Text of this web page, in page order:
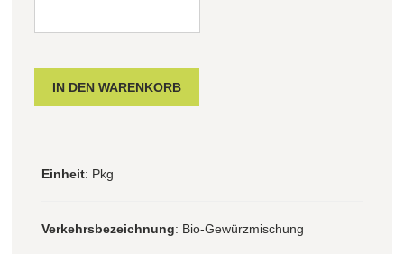
Einheit: Pkg
Verkehrsbezeichnung: Bio-Gewürzmischung